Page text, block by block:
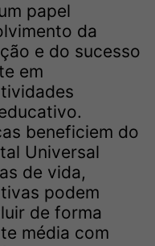
papel
da
e do sucesso
em
beneficiem do
Universal
de vida,
podem
de forma
média com